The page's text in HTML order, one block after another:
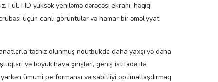
Full HD yüksək yeniləmə dərəcəsi ekranı, həqiqi
üçün canlı görüntülər və hamar bir əməliyyat
təchiz olunmuş noutbukda daha yaxşı və daha
və böyük hava girişləri, geniş istifadə ilə
ümumi performansı və sabitliyi optimallaşdırmaq